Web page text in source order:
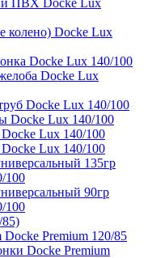
ПВХ Docke Lux
колено) Docke Lux
Docke Lux 140/100
Docke Lux
Docke Lux 140/100
Docke Lux 140/100
Lux 140/100
Lux 140/100
135гр
100
90гр
100
85)
Premium 120/85
Docke Premium